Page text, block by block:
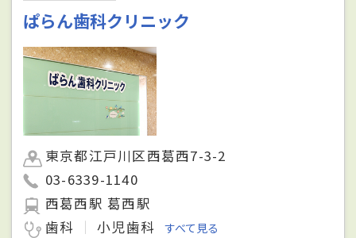
ぱらん歯科クリニック
東京都江戸川区西葛西7-3-2
03-6339-1140
西葛西駅 葛西駅
歯科
小児歯科 すべて見る